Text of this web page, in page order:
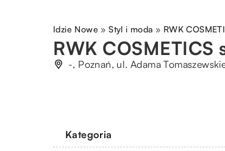
Idzie Nowe »Styl i moda » RWK
RWK COSMETICS
-, Poznań, ul. Adama
Kategoria